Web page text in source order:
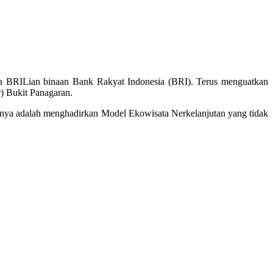
BRILian binaan Bank Rakyat Indonesia (BRI). Terus menguatkan
Bukit Panagaran.
adalah menghadirkan Model Ekowisata Nerkelanjutan yang tidak